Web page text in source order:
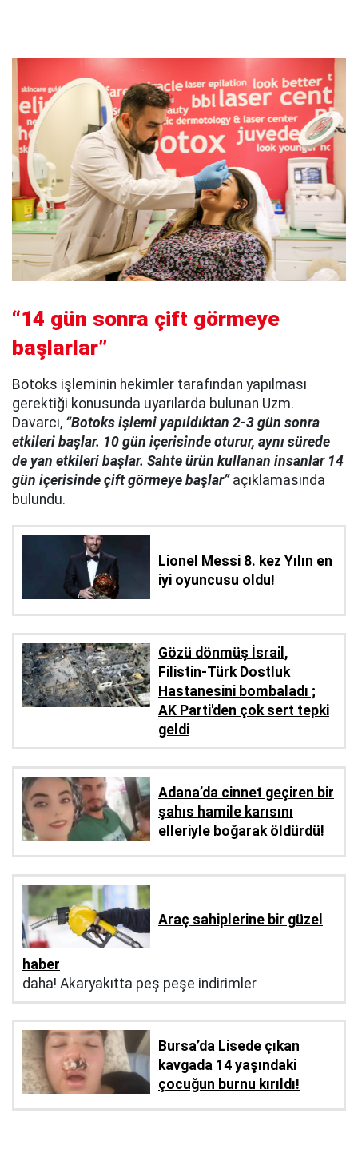
“14 gün sonra çift görmeye
başlarlar”
Botoks işleminin hekimler tarafından yapılması
gerektiği konusunda uyarılarda bulunan Uzm.
Davarcı, “Botoks işlemi yapıldıktan 2-3 gün sonra
etkileri başlar. 10 gün içerisinde oturur, aynı sürede
de yan etkileri başlar. Sahte ürün kullanan insanlar 14
gün içerisinde çift görmeye başlar”açıklamasında
bulundu.
Lionel Messi 8. kez Yılın en
iyi oyuncusu oldu!
Gözü dönmüş İsrail,
Filistin-Türk Dostluk
Hastanesini bombaladı ;
AK Parti'den çok sert tepki
geldi
Adana’da cinnet geçiren bir
şahıs hamile karısını
elleriyle boğarak öldürdü!
Araç sahiplerine bir güzel
haber
daha! Akaryakıtta peş peşe indirimler
Bursa’da Lisede çıkan
kavgada 14 yaşındaki
çocuğun burnu kırıldı!